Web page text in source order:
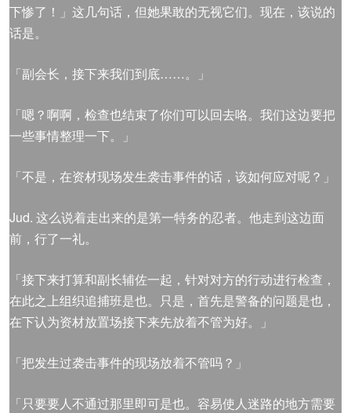
下惨了！」这几句话，但她果敢的无视它们。现在，该说的
话是。
「副会长，接下来我们到底……。」
「嗯？啊啊，检查也结束了你们可以回去咯。我们这边要把
一些事情整理一下。」
「不是，在资材现场发生袭击事件的话，该如何应对呢？」
Jud. 这么说着走出来的是第一特务的忍者。他走到这边面
前，行了一礼。
「接下来打算和副长辅佐一起，针对对方的行动进行检查，
在此之上组织追捕班是也。只是，首先是警备的问题是也，
在下认为资材放置场接下来先放着不管为好。」
「把发生过袭击事件的现场放着不管吗？」
「只要要人不通过那里即可是也。容易使人迷路的地方需要